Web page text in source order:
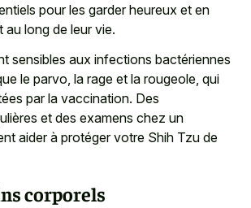
pour les garder heureux et en
long de leur vie.
sensibles aux infections bactériennes
le parvo, la rage et la rougeole, qui
par la vaccination. Des
et des examens chez un
aider à protéger votre Shih Tzu de
corporels